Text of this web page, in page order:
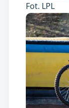
Fot. LPL